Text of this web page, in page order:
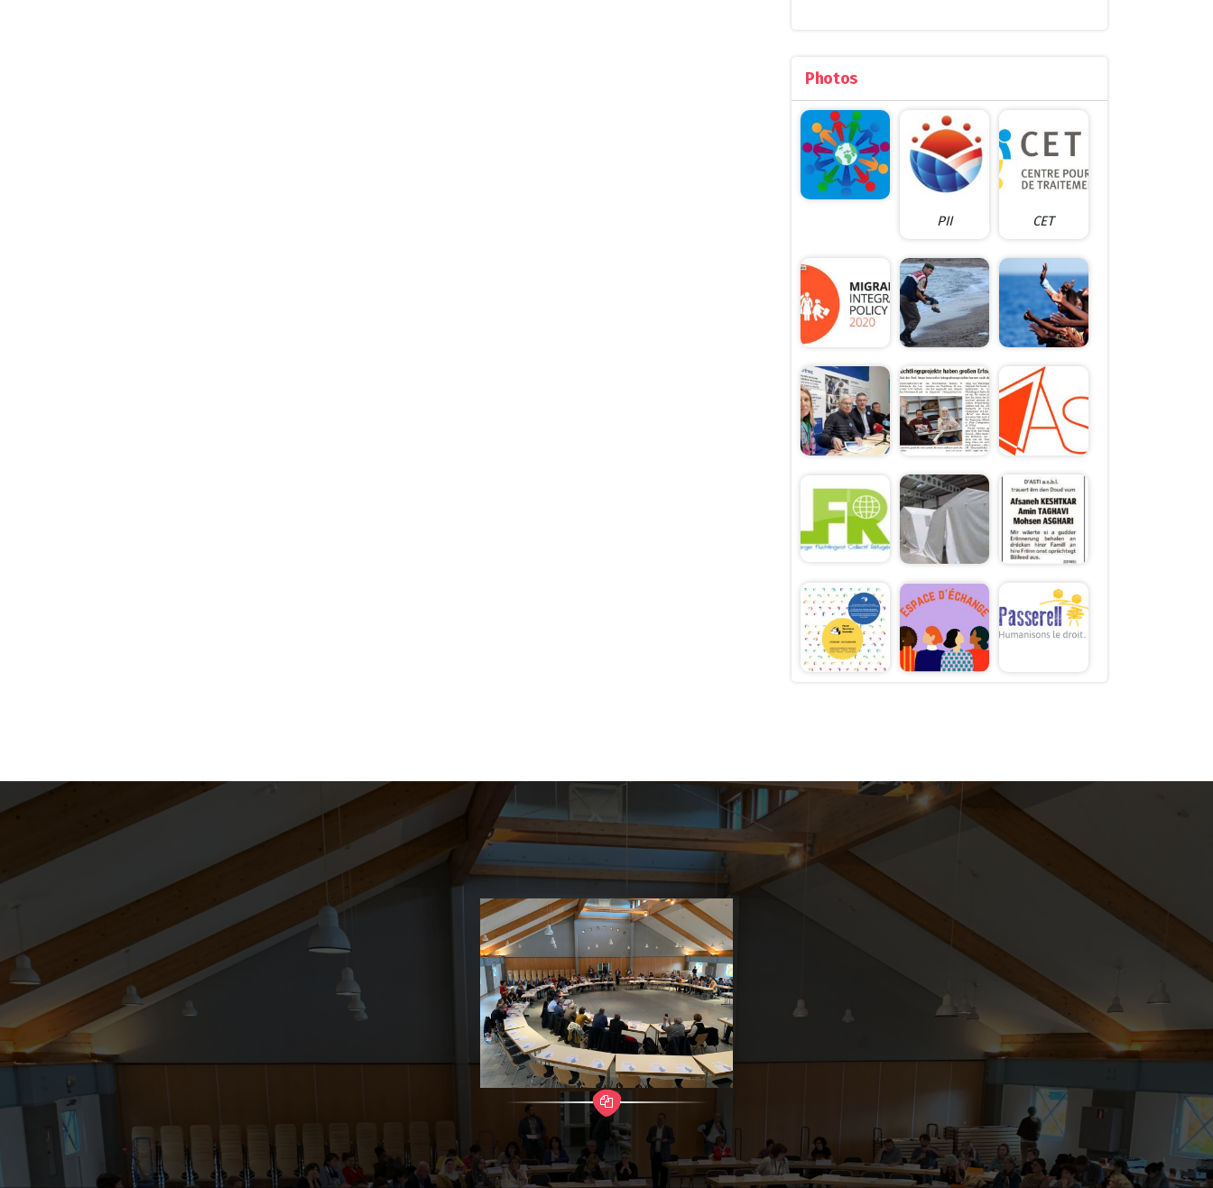
Photos
PII CET